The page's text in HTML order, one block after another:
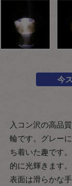
今
入コン沢の高品
輪です。グレー
ち着いた趣です
的に光輝きます
表面は滑らかな